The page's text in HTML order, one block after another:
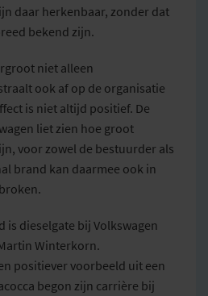
daar herkenbaar, zonder dat
bekend zijn.
niet alleen
ook af op de organisatie
is niet altijd positief. De
liet zien hoe groot
voor zowel de bestuurder als
brand kan daarmee ook in
is dieselgate bij Volkswagen
Winterkorn.
positiever voorbeeld uit een
begon zijn carrière bij